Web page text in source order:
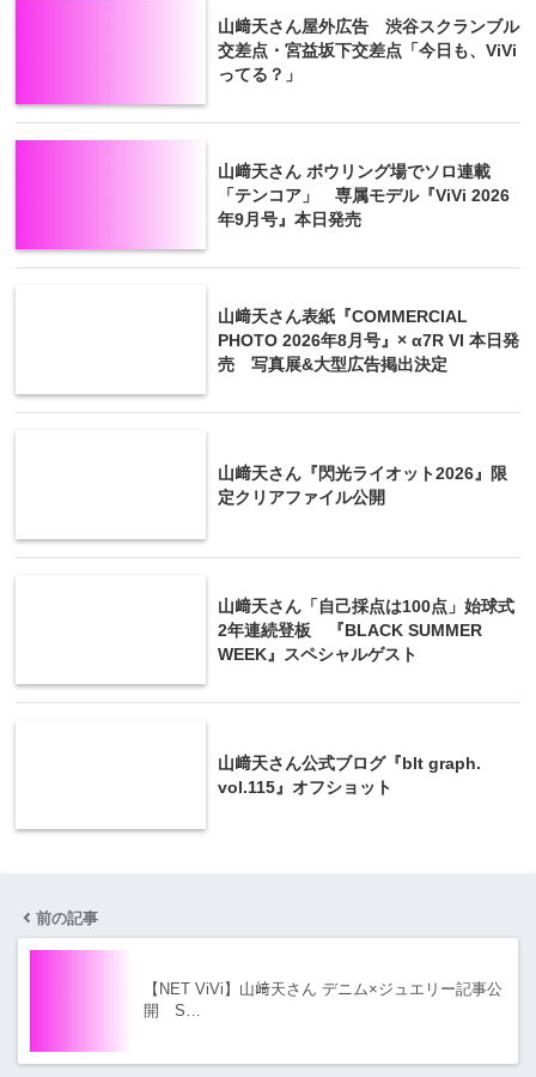
山﨑天さん屋外広告 渋谷スクランブル
交差点・宮益坂下交差点「今日も、ViVi
ってる？」
山﨑天さん ボウリング場でソロ連載
「テンコア」 専属モデル『ViVi 2026
年9月号』本日発売
山﨑天さん表紙『COMMERCIAL
PHOTO 2026年8月号』× α7R VI 本日発
売 写真展&大型広告掲出決定
山﨑天さん『閃光ライオット2026』限
定クリアファイル公開
山﨑天さん「自己採点は100点」始球式
2年連続登板 『BLACK SUMMER
WEEK』スペシャルゲスト
山﨑天さん公式ブログ『blt graph.
vol.115』オフショット
前の記事
【NET ViVi】山﨑天さん デニム×ジュエリー記事公
開 S…